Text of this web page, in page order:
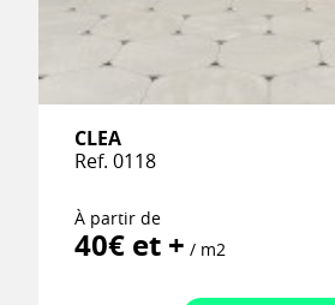
CLEA
Ref. 0118
À partir de
40€ et + / m2